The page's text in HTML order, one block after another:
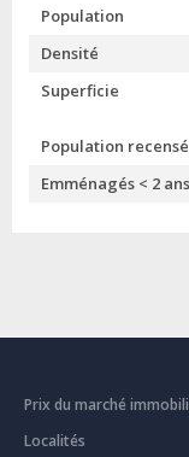
Population
Densité
Superficie
Population
Emménagés < 2 ans
Prix du marché
Localités